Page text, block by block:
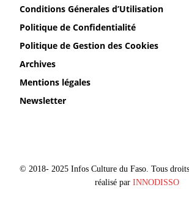
Conditions Génerales d’Utilisation
Politique de Confidentialité
Politique de Gestion des Cookies
Archives
Mentions légales
Newsletter
© 2018- 2025 Infos Culture du Faso. Tous
réalisé par INNODISSO